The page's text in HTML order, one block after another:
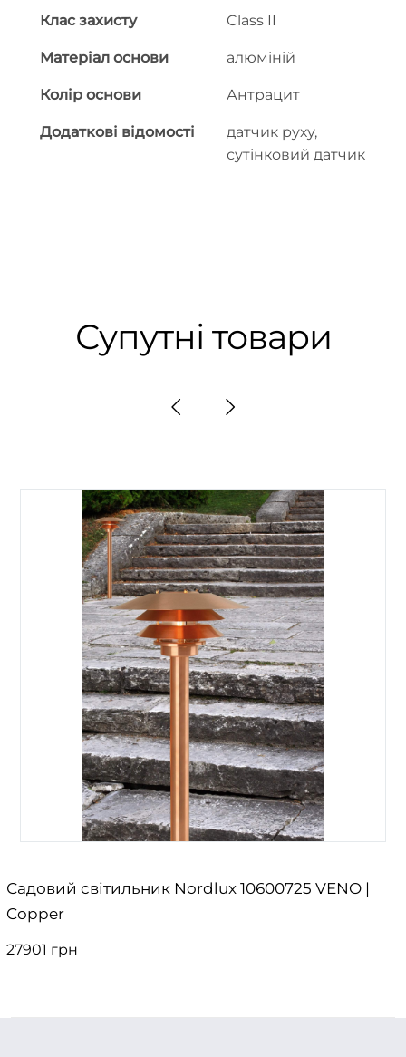
Клас захисту Class II
Матеріал основи алюміній
Колір основи Антрацит
Додаткові відомості
датчик руху,
сутінковий датчик
Супутні товари
Садовий світильник Nordlux 10600725 VENO |
Copper
27901 грн